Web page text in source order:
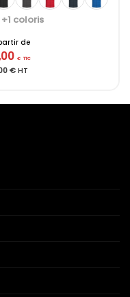
+1 coloris
de
€ TTC
€ HT